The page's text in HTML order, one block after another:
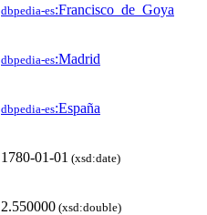
dbpedia-es:Francisco_de_Goya
dbpedia-es:Madrid
dbpedia-es:España
1780-01-01 (xsd:date)
2.550000 (xsd:double)